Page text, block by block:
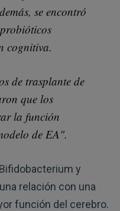
se encontró
cognitiva.
de trasplante de
que los
la función
de EA".
y
relación con una
función del cerebro.